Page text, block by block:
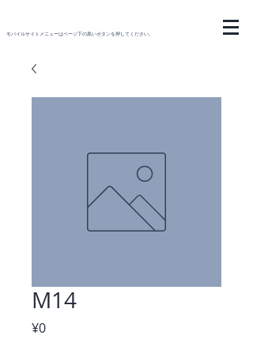
モバイルサイトメニューはページ下の黒いボタンを押してください。
M14
¥0Price